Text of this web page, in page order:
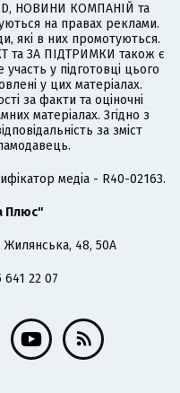
НОВИНИ КОМПАНІЙ та
на правах реклами.
які в них промотуються.
та ЗА ПІДТРИМКИ також є
у підготовці цього
у цих матеріалах.
за факти та оціночні
матеріалах. Згідно з
за зміст
медіа - R40-02163.
Плюс"
Жилянська, 48, 50А
22 07